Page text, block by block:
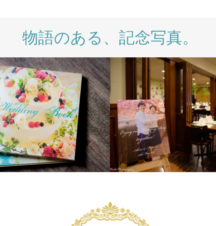
物語のある、記念写真。
WEDDING DAY WEDDING WEDDING DAY